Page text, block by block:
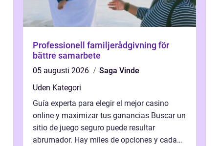
Professionell familjerådgivning för
bättre samarbete
05 augusti 2026
Saga Vinde
Uden Kategori
Guía experta para elegir el mejor casino
online y maximizar tus ganancias Buscar un
sitio de juego seguro puede resultar
abrumador. Hay miles de opciones y cada